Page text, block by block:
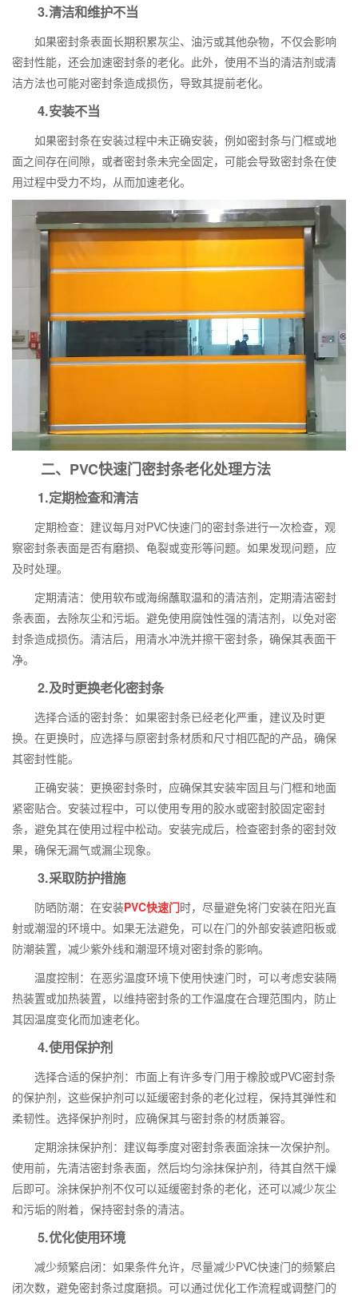
3.清洁和维护不当
如果密封条表面长期积累灰尘、油污或其他杂物，不仅会影响
密封性能，还会加速密封条的老化。此外，使用不当的清洁剂或清
洁方法也可能对密封条造成损伤，导致其提前老化。
4.安装不当
如果密封条在安装过程中未正确安装，例如密封条与门框或地
面之间存在间隙，或者密封条未完全固定，可能会导致密封条在使
用过程中受力不均，从而加速老化。
二、PVC快速门密封条老化处理方法
1.定期检查和清洁
定期检查：建议每月对PVC快速门的密封条进行一次检查，观
察密封条表面是否有磨损、龟裂或变形等问题。如果发现问题，应
及时处理。
定期清洁：使用软布或海绵蘸取温和的清洁剂，定期清洁密封
条表面，去除灰尘和污垢。避免使用腐蚀性强的清洁剂，以免对密
封条造成损伤。清洁后，用清水冲洗并擦干密封条，确保其表面干
净。
2.及时更换老化密封条
选择合适的密封条：如果密封条已经老化严重，建议及时更
换。在更换时，应选择与原密封条材质和尺寸相匹配的产品，确保
其密封性能。
正确安装：更换密封条时，应确保其安装牢固且与门框和地面
紧密贴合。安装过程中，可以使用专用的胶水或密封胶固定密封
条，避免其在使用过程中松动。安装完成后，检查密封条的密封效
果，确保无漏气或漏尘现象。
3.采取防护措施
防晒防潮：在安装PVC快速门时，尽量避免将门安装在阳光直
射或潮湿的环境中。如果无法避免，可以在门的外部安装遮阳板或
防潮装置，减少紫外线和潮湿环境对密封条的影响。
温度控制：在恶劣温度环境下使用快速门时，可以考虑安装隔
热装置或加热装置，以维持密封条的工作温度在合理范围内，防止
其因温度变化而加速老化。
4.使用保护剂
选择合适的保护剂：市面上有许多专门用于橡胶或PVC密封条
的保护剂，这些保护剂可以延缓密封条的老化过程，保持其弹性和
柔韧性。选择保护剂时，应确保其与密封条的材质兼容。
定期涂抹保护剂：建议每季度对密封条表面涂抹一次保护剂。
使用前，先清洁密封条表面，然后均匀涂抹保护剂，待其自然干燥
后即可。涂抹保护剂不仅可以延缓密封条的老化，还可以减少灰尘
和污垢的附着，保持密封条的清洁。
5.优化使用环境
减少频繁启闭：如果条件允许，尽量减少PVC快速门的频繁启
闭次数，避免密封条过度磨损。可以通过优化工作流程或调整门的